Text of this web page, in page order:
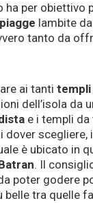
ha per obiettivo
lambite
tanto da
ai tanti templi
dell’isola da
e i templi
è ubicato in
. Il
poter godere
belle tra quelle